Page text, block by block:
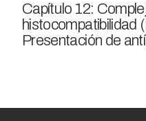
Capítulo 12:
Presentación de